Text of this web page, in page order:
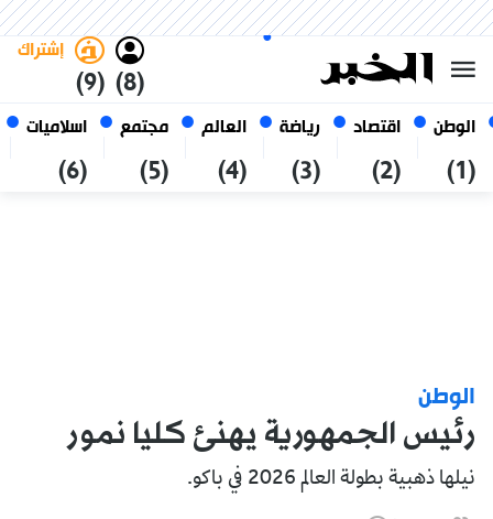
الوطن
(1)
اقتصاد
(2)
رياضة
(3)
العالم
(4)
مجتمع
(5)
اسلاميات
(6)
(8)
إشتراك
(9)
06 أغسطس 2026
الجزائر
الوطن
رئيس الجمهورية يهنئ كليا نمور
نيلها ذهبية بطولة العالم 2026 في باكو.